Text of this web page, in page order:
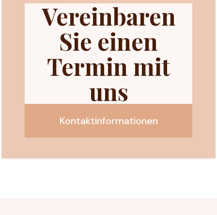
Vereinbaren
Sie einen
Termin mit
uns
Kontaktinformationen